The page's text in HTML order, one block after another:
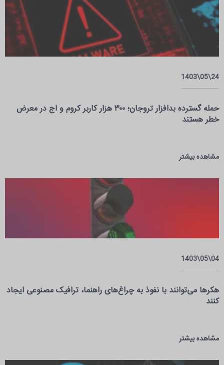
24\05\1403
حمله گسترده بدافزار تروجان؛ ۳۰۰ هزار کاربر کروم و اج در معرض
خطر هستند
مشاهده بیشتر
04\05\1403
هکرها می‌توانند با نفوذ به چراغ‌های راهنما، ترافیک مصنوعی ایجاد
کنند
مشاهده بیشتر